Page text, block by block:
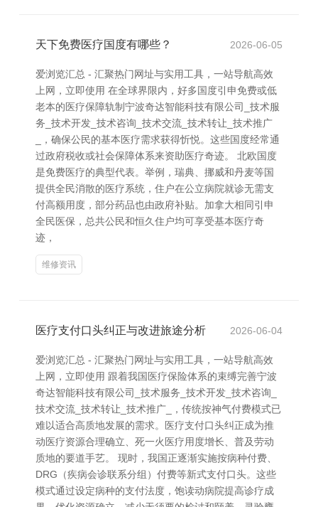
天下免费医疗国度有哪些？ 2026-06-05
爱浏览汇总 - 汇聚热门网址与实用工具，一站导航高效
上网，立即使用 在全球界限内，好多国度引申免费或低
老本的医疗保障轨制宁波奇达智能科技有限公司_技术服
务_技术开发_技术咨询_技术交流_技术转让_技术推广
_，确保公民的基本医疗需求获得忻悦。这些国度经常通
过政府税收或社会保障体系来资助医疗奇迹。 北欧国度
是免费医疗的典型代表。举例，瑞典、挪威和丹麦等国
提供全民消散的医疗系统，住户在公立病院就诊无需支
付高额用度，部分药品也由政府补贴。加拿大相同引申
全民医保，总共公民和恒久住户均可享受基本医疗奇
迹，
维修资讯
医疗支付口头纠正与改进旅途分析 2026-06-04
爱浏览汇总 - 汇聚热门网址与实用工具，一站导航高效
上网，立即使用 跟着我国医疗保险体系的束缚完善宁波
奇达智能科技有限公司_技术服务_技术开发_技术咨询_
技术交流_技术转让_技术推广_，传统按神气付费模式已
难以适合高质地发展的需求。医疗支付口头纠正成为推
动医疗资源合理确立、死一火医疗用度增长、普及劳动
质地的要道手艺。 现时，我国正逐渐实施按病种付费、
DRG（疾病会诊联系分组）付费等新式支付口头。这些
模式通过设定病种的支付法度，饱读动病院提高诊疗成